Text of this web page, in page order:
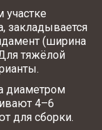
закладывается
(ширина
тяжёлой
диаметром
4–6
для сборки.​